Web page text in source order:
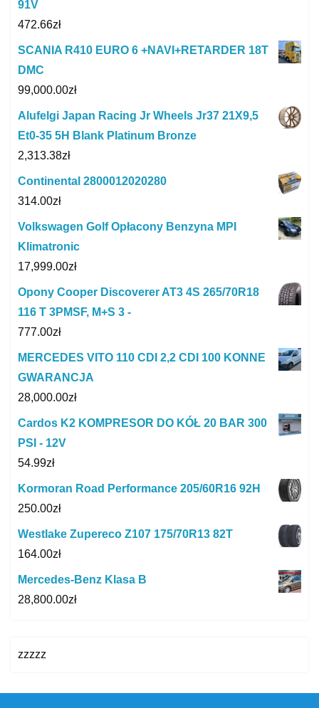
91V
472.66zł
SCANIA R410 EURO 6 +NAVI+RETARDER 18T
DMC
99,000.00zł
Alufelgi Japan Racing Jr Wheels Jr37 21X9,5
Et0-35 5H Blank Platinum Bronze
2,313.38zł
Continental 2800012020280
314.00zł
Volkswagen Golf Opłacony Benzyna MPI
Klimatronic
17,999.00zł
Opony Cooper Discoverer AT3 4S 265/70R18
116 T 3PMSF, M+S 3 -
777.00zł
MERCEDES VITO 110 CDI 2,2 CDI 100 KONNE
GWARANCJA
28,000.00zł
Cardos K2 KOMPRESOR DO KÓŁ 20 BAR 300
PSI - 12V
54.99zł
Kormoran Road Performance 205/60R16 92H
250.00zł
Westlake Zupereco Z107 175/70R13 82T
164.00zł
Mercedes-Benz Klasa B
28,800.00zł
zzzzz